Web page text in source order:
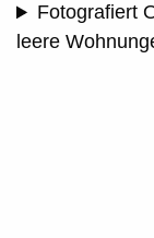
Fotografiert
leere